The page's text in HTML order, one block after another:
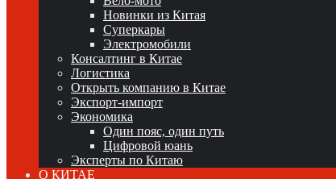
Новинки из Китая
Суперкары
Электромобили
Консалтинг в Китае
Логистика
Открыть компанию в Китае
Экспорт-импорт
Экономика
Один пояс, один путь
Цифровой юань
Эксперты по Китаю
О КИТАЕ